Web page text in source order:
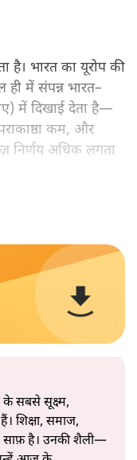
है। भारत का यूरोप की
में संपन्न भारत–
में दिखाई देता है—
कम, और
निर्णय अधिक लगता
के सबसे सूक्ष्म,
शिक्षा, समाज,
साफ़ है। उनकी शैली—